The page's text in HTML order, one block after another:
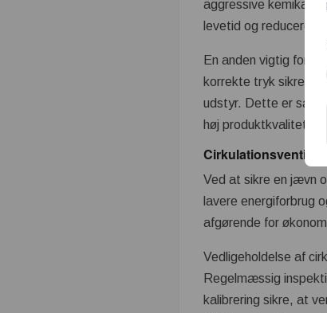
aggressive
levetid og reducerer
En anden vigtig
korrekte tryk sikrer
udstyr. Dette er
høj produktkvalitet.
Cirkulationsventiler
Ved at sikre en jævn
lavere energiforbrug
afgørende for
Vedligeholdelse af
Regelmæssig
kalibrering sikre, at